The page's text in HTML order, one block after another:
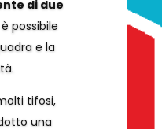
di due
possibile
e la
tifosi,
una